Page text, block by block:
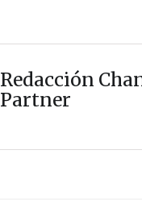
Redacción
Partner